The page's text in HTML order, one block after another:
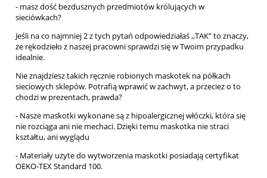
- masz dość bezdusznych przedmiotów królujących w
sieciówkach?
Jeśli na co najmniej 2 z tych pytań odpowiedziałaś ,,TAK” to znaczy,
że rękodzieło z naszej pracowni sprawdzi się w Twoim przypadku
idealnie.
Nie znajdziesz takich ręcznie robionych maskotek na półkach
sieciowych sklepów. Potrafią wprawić w zachwyt, a przecież o to
chodzi w prezentach, prawda?
- Nasze maskotki wykonane są z hipoalergicznej włóczki, która się
nie rozciąga ani nie mechaci. Dzięki temu maskotka nie straci
kształtu, ani wyglądu
- Materiały użyte do wytworzenia maskotki posiadają certyfikat
OEKO-TEX Standard 100.